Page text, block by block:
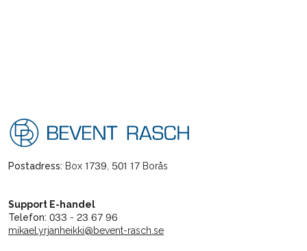
Postadress: Box 1739, 501 17 Borås
Support E-handel
Telefon: 033 - 23 67 96
mikael.yrjanheikki@bevent-rasch.se